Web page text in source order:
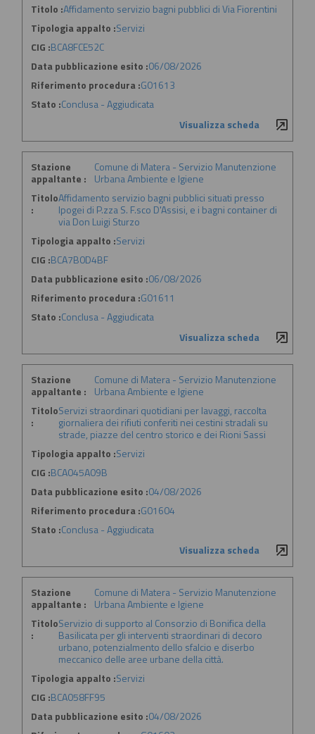
Titolo :Affidamento servizio bagni pubblici di Via Fiorentini
Tipologia appalto :Servizi
CIG :BCA8FCE52C
Data pubblicazione esito :06/08/2026
Riferimento procedura :G01613
Stato :Conclusa - Aggiudicata
Visualizza scheda
Stazione
appaltante :
Comune di Matera - Servizio Manutenzione
Urbana Ambiente e Igiene
Titolo
:
Affidamento servizio bagni pubblici situati presso
Ipogei di P.zza S. F.sco D'Assisi, e i bagni container di
via Don Luigi Sturzo
Tipologia appalto :Servizi
CIG :BCA7B0D4BF
Data pubblicazione esito :06/08/2026
Riferimento procedura :G01611
Stato :Conclusa - Aggiudicata
Visualizza scheda
Stazione
appaltante :
Comune di Matera - Servizio Manutenzione
Urbana Ambiente e Igiene
Titolo
:
Servizi straordinari quotidiani per lavaggi, raccolta
giornaliera dei rifiuti conferiti nei cestini stradali su
strade, piazze del centro storico e dei Rioni Sassi
Tipologia appalto :Servizi
CIG :BCA045A09B
Data pubblicazione esito :04/08/2026
Riferimento procedura :G01604
Stato :Conclusa - Aggiudicata
Visualizza scheda
Stazione
appaltante :
Comune di Matera - Servizio Manutenzione
Urbana Ambiente e Igiene
Titolo
:
Servizio di supporto al Consorzio di Bonifica della
Basilicata per gli interventi straordinari di decoro
urbano, potenzialmento dello sfalcio e diserbo
meccanico delle aree urbane della città.
Tipologia appalto :Servizi
CIG :BCA058FF95
Data pubblicazione esito :04/08/2026